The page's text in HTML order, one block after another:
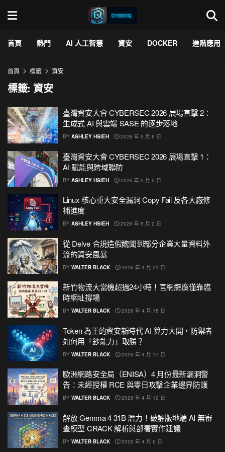
首頁 熱門 AI 人工智慧 資安 DOCKER 進階應用
首頁 標籤 資安
標籤: 資安
臺灣資安大會 CYBERSEC 2026 展場直擊 2：
生成式 AI 與雲端 SASE 的逐步落地
BY ASHLEY HSIEH 2026 年 5 月 6 日
臺灣資安大會 CYBERSEC 2026 展場直擊 1：
AI 賦能與跨域聯防
BY ASHLEY HSIEH 2026 年 5 月 5 日
Linux 核心重大安全漏洞 Copy Fail 及各大廠修
補進度
BY ASHLEY HSIEH 2026 年 5 月 2 日
從 Delve 合規造假醜聞到部分企業大量資料外
流的資安風暴
BY WALTER BLACK 2026 年 4 月 21 日
新竹物流大當機超過24小時！官網癱瘓僅靠臨
時網址撐場
BY WALTER BLACK 2026 年 4 月 18 日
Token 為王的資安新時代 AI 算力大開，防禦者
如何用「鈔能力」取勝？
BY WALTER BLACK 2026 年 4 月 17 日
歐洲網路安全局（ENISA）4 月份最新漏洞警
告：未經授權 RCE 與零日攻擊企業邊界防護
BY WALTER BLACK 2026 年 4 月 12 日
解放 Gemma 4 31B 潛力！破解版地端 AI 無審
查模型 CRACK 解析與部署實作建議
BY WALTER BLACK 2026 年 4 月 6 日